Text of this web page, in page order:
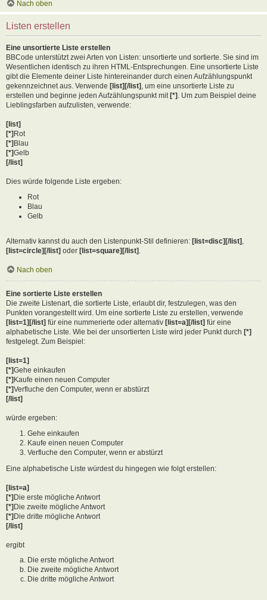
Nach oben
Listen erstellen
Eine unsortierte Liste erstellen
BBCode unterstützt zwei Arten von Listen: unsortierte und sortierte. Sie sind im
Wesentlichen identisch zu ihren HTML-Entsprechungen. Eine unsortierte Liste
gibt die Elemente deiner Liste hintereinander durch einen Aufzählungspunkt
gekennzeichnet aus. Verwende [list][/list] , um eine unsortierte Liste zu
erstellen und beginne jeden Aufzählungspunkt mit [*] . Um zum Beispiel deine
Lieblingsfarben aufzulisten, verwende:
[list]
[*] Rot
[*] Blau
[*]Gelb
[/list]
Dies würde folgende Liste ergeben:
Rot
Blau
Gelb
Alternativ kannst du auch den Listenpunkt-Stil definieren: [list=disc][/list] ,
[list=circle][/list] oder [list=square][/list] .
Nach oben
Eine sortierte Liste erstellen
Die zweite Listenart, die sortierte Liste, erlaubt dir, festzulegen, was den
Punkten vorangestellt wird. Um eine sortierte Liste zu erstellen, verwende
[list=1][/list] für eine nummerierte oder alternativ [list=a][/list] für eine
alphabetische Liste. Wie bei der unsortierten Liste wird jeder Punkt durch [*]
festgelegt. Zum Beispiel:
[list=1]
[*]Gehe einkaufen
[*] Kaufe einen neuen Computer
[*]Verfluche den Computer, wenn er abstürzt
[/list]
würde ergeben:
Gehe einkaufen
Kaufe einen neuen Computer
Verfluche den Computer, wenn er abstürzt
Eine alphabetische Liste würdest du hingegen wie folgt erstellen:
[list=a]
[*]Die erste mögliche Antwort
[*]Die zweite mögliche Antwort
[*]Die dritte mögliche Antwort
[/list]
ergibt
Die erste mögliche Antwort
Die zweite mögliche Antwort
Die dritte mögliche Antwort